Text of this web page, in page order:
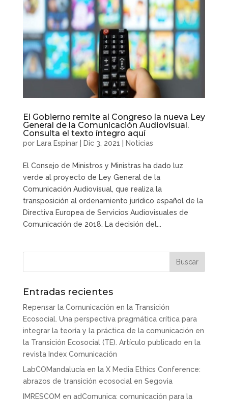
El Gobierno remite al Congreso la nueva Ley
General de la Comunicación Audiovisual.
Consulta el texto íntegro aquí
por Lara Espinar| Dic 3, 2021 | Noticias
El Consejo de Ministros y Ministras ha dado luz
verde al proyecto de Ley General de la
Comunicación Audiovisual, que realiza la
transposición al ordenamiento jurídico español de la
Directiva Europea de Servicios Audiovisuales de
Comunicación de 2018. La decisión del...
Entradas recientes
Repensar la Comunicación en la Transición
Ecosocial. Una perspectiva pragmática crítica para
integrar la teoría y la práctica de la comunicación en
la Transición Ecosocial (TE). Artículo publicado en la
revista Index Comunicación
LabCOMandalucía en la X Media Ethics Conference:
abrazos de transición ecosocial en Segovia
IMRESCOM en adComunica: comunicación para la